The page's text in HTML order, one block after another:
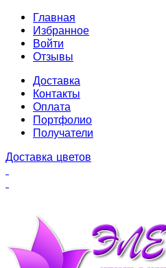
Главная
Избранное
Войти
Отзывы
Доставка
Контакты
Оплата
Портфолио
Получатели
Доставка цветов